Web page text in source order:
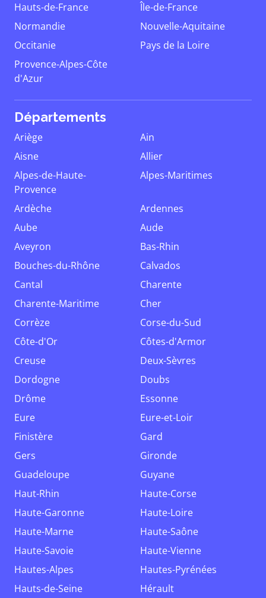
Hauts-de-France
Île-de-France
Normandie
Nouvelle-Aquitaine
Occitanie
Pays de la Loire
Provence-Alpes-Côte
d'Azur
Départements
Ariège
Ain
Aisne
Allier
Alpes-de-Haute-
Provence
Alpes-Maritimes
Ardèche
Ardennes
Aube
Aude
Aveyron
Bas-Rhin
Bouches-du-Rhône
Calvados
Cantal
Charente
Charente-Maritime
Cher
Corrèze
Corse-du-Sud
Côte-d'Or
Côtes-d'Armor
Creuse
Deux-Sèvres
Dordogne
Doubs
Drôme
Essonne
Eure
Eure-et-Loir
Finistère
Gard
Gers
Gironde
Guadeloupe
Guyane
Haut-Rhin
Haute-Corse
Haute-Garonne
Haute-Loire
Haute-Marne
Haute-Saône
Haute-Savoie
Haute-Vienne
Hautes-Alpes
Hautes-Pyrénées
Hauts-de-Seine
Hérault